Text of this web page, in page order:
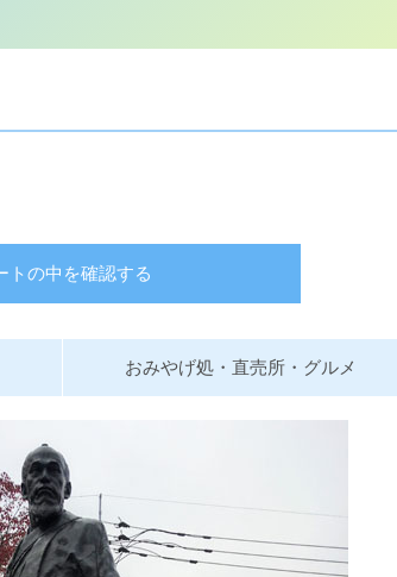
トの中を確認する
おみやげ処・直売所・グルメ